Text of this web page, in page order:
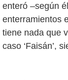
enteró –según
enterramientos
tiene nada que
caso ‘Faisán’,